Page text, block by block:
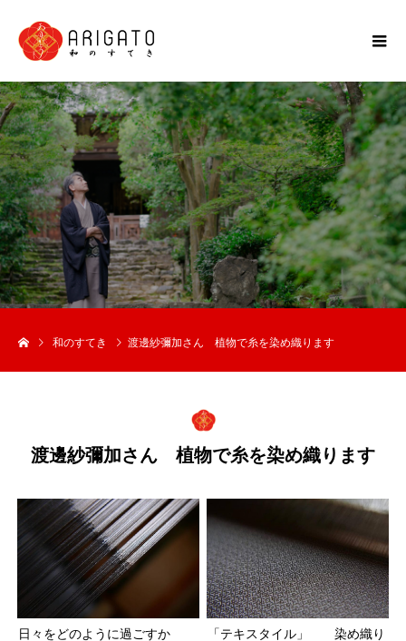
和のすてき 渡邊紗彌加さん 植物で糸を染め織ります
渡邊紗彌加さん 植物で糸を染め織ります
日々をどのように過ごすか
「テキスタイル」 染め織り